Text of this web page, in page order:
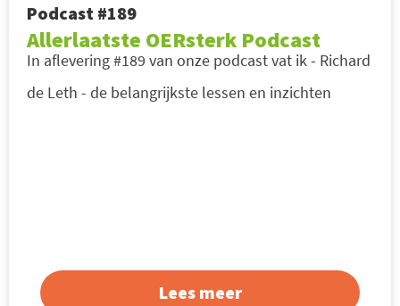
Podcast #189
Allerlaatste OERsterk Podcast
In aflevering #189 van onze podcast vat ik - Richard
de Leth - de belangrijkste lessen en inzichten
Lees meer